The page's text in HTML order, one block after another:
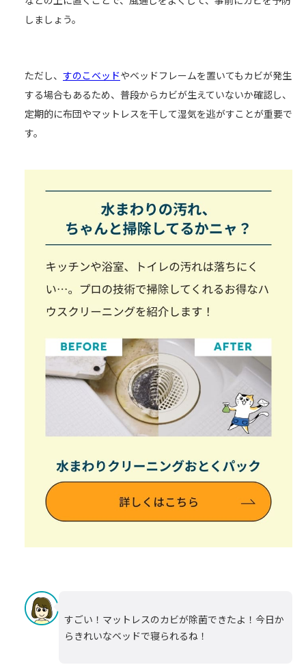
しましょう。
ただし、 すのこベッドやベッドフレームを置いてもカビが発生
する場合もあるため、普段からカビが生えていないか確認し、
定期的に布団やマットレスを干して湿気を逃がすことが重要で
す。
すごい！マットレスのカビが除菌できたよ！今日か
らきれいなベッドで寝られるね！